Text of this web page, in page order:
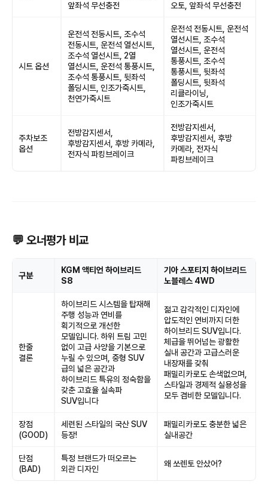
앞좌석 무선충전
오토, 앞좌석 무선충전
시트 옵션
운전석 전동시트, 조수석
전동시트, 운전석 열선시트,
조수석 열선시트, 2열
열선시트, 운전석 통풍시트,
조수석 통풍시트, 뒷좌석
폴딩시트, 인조가죽시트,
천연가죽시트
운전석 전동시트, 운전석
열선시트, 조수석
열선시트, 운전석
통풍시트, 조수석
통풍시트, 뒷좌석
폴딩시트, 뒷좌석
리클라이닝,
인조가죽시트
주차보조
옵션
전방감지센서,
후방감지센서, 후방 카메라,
전자식 파킹브레이크
전방감지센서,
후방감지센서, 후방
카메라, 전자식
파킹브레이크
💬 오너평가 비교
구분
KGM 액티언 하이브리드
S8
기아 스포티지 하이브리드
노블레스 4WD
한줄
결론
하이브리드 시스템을 탑재해
주행 성능과 연비를
획기적으로 개선한
모델입니다. 하위 트림 고민
없이 고급 사양을 기본으로
누릴 수 있으며, 중형 SUV
급의 넓은 공간과
하이브리드 특유의 정숙함을
갖춘 고효율 실속파
SUV입니다
젊고 감각적인 디자인에
압도적인 연비까지 더한
하이브리드 SUV입니다.
체급을 뛰어넘는 광활한
실내 공간과 고급스러운
내장재를 갖춰
패밀리카로도 손색없으며,
스타일과 경제적 실용성을
모두 겸비한 모델입니다.
장점
(GOOD)
세련된 스타일의 국산 SUV
등장!
패밀리카로도 충분한 넓은
실내공간
단점
(BAD)
특정 브랜드가 떠오르는
외관 디자인
왜 쏘렌토 안샀어?